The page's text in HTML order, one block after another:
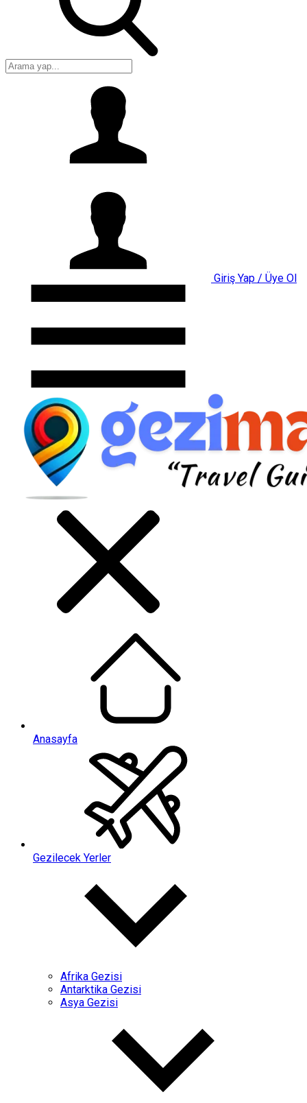
Giriş Yap / Üye Ol
Anasayfa
Gezilecek Yerler
Afrika Gezisi
Antarktika Gezisi
Asya Gezisi